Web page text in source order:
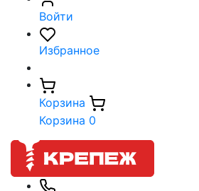
Войти
Избранное
Корзина
Корзина 0